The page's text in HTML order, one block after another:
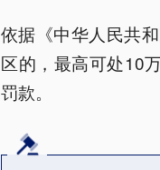
依据《中华人民共
区的，最高可处10
罚款。